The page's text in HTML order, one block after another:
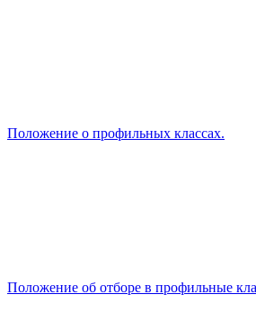
Положение о профильных классах.
Положение об отборе в профильные